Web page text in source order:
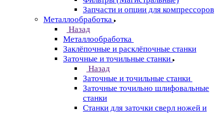
Запчасти и опции для компрессоров
Металлообработка
Назад
Металлообработка
Заклёпочные и расклёпочные станки
Заточные и точильные станки
Назад
Заточные и точильные станки
Заточные точильно шлифовальные
станки
Станки для заточки сверл ножей и